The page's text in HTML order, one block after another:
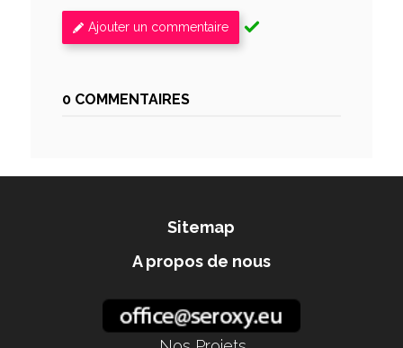
Ajouter un commentaire
0 COMMENTAIRES
Sitemap
A propos de nous